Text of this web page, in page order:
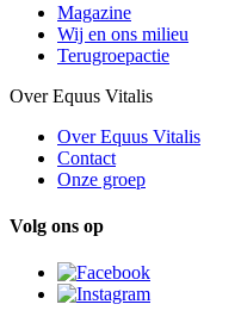
Magazine
Wij en ons milieu
Terugroepactie
Over Equus Vitalis
Over Equus Vitalis
Contact
Onze groep
Volg ons op